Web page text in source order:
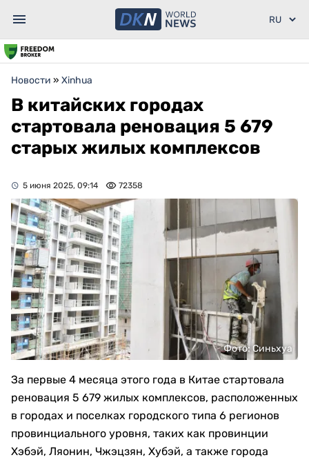
Новости » Xinhua
В китайских городах
стартовала реновация 5 679
старых жилых комплексов
5 июня 2025, 09:14 72358
Фото: Синьхуа
За первые 4 месяца этого года в Китае стартовала
реновация 5 679 жилых комплексов, расположенных
в городах и поселках городского типа 6 регионов
провинциального уровня, таких как провинции
Хэбэй, Ляонин, Чжэцзян, Хубэй, а также города